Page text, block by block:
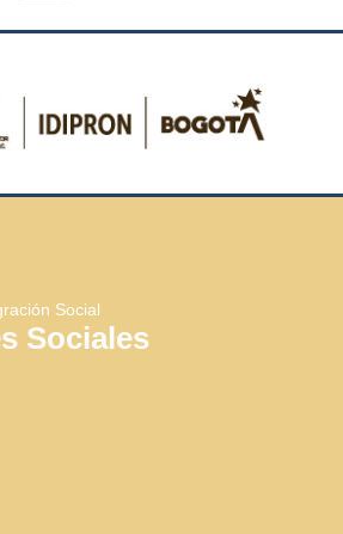
Social
Sociales